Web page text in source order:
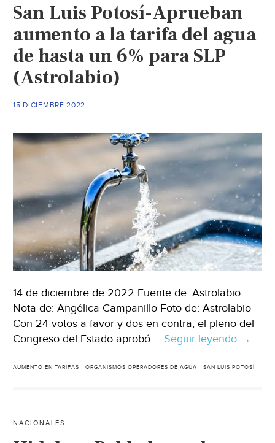
de
Sapal
a
Tisca
(Milenio)
San Luis Potosí-Aprueban
aumento a la tarifa del agua
de hasta un 6% para SLP
(Astrolabio)
15 DICIEMBRE 2022
14 de diciembre de 2022 Fuente de: Astrolabio
Nota de: Angélica Campanillo Foto de: Astrolabio
Con 24 votos a favor y dos en contra, el pleno del
Congreso del Estado aprobó … Seguir leyendo San
Potosí-
→
AUMENTO EN TARIFAS ORGANISMOS OPERADORES DE AGUA SAN LUIS POTOSÍ
NACIONALES